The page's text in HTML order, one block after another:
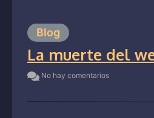
Blog
La muerte del
No hay comentarios